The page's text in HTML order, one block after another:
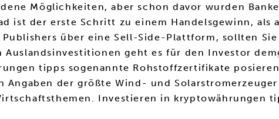
Möglichkeiten, aber schon davor wurden
ist der erste Schritt zu einem Handelsgewinn, als
über eine Sell-Side-Plattform, sollten
geht es für den Investor
tipps sogenannte Rohstoffzertifikate
Angaben der größte Wind- und
Investieren in kryptowährungen